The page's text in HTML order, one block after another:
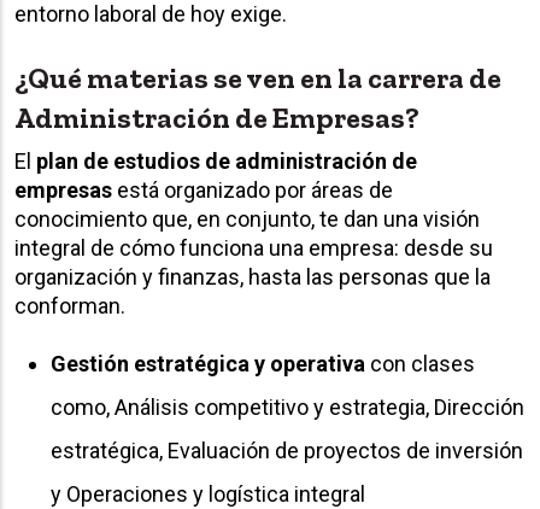
entorno laboral de hoy exige.
¿Qué materias se ven en la carrera de
Administración de Empresas?
El plan de estudios de administración de
empresas está organizado por áreas de
conocimiento que, en conjunto, te dan una visión
integral de cómo funciona una empresa: desde su
organización y finanzas, hasta las personas que la
conforman.
Gestión estratégica y operativa con clases
como, Análisis competitivo y estrategia, Dirección
estratégica, Evaluación de proyectos de inversión
y Operaciones y logística integral